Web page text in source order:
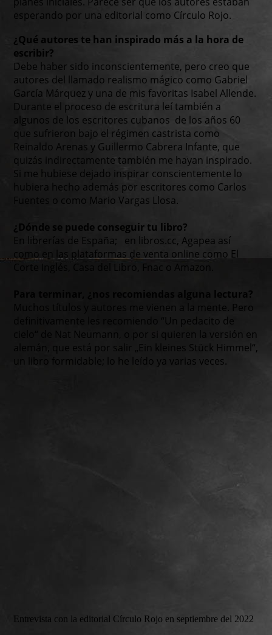
esperando por una editorial como Círculo Rojo.
¿Qué autores te han inspirado más a la hora de
escribir?
Debe haber sido inconscientemente, pero creo que
autores del llamado realismo mágico como Gabriel
García Márquez y una de mis favoritas Isabel Allende.
Durante el proceso de escritura leí también a
algunos de los escritores cubanos de los años 60
que sufrieron bajo el régimen castrista como
Reinaldo Arenas y Guillermo Cabrera Infante, que
quizás indirectamente también me hayan inspirado.
Si me hubiese dejado inspirar conscientemente lo
hubiera hecho además por escritores como Carlos
Fuentes o como Mario Vargas Llosa.
¿Dónde se puede conseguir tu libro?
En librerías de España; en libros.cc, Agapea así
como en las plataformas de venta online como El
Corte Inglés, Casa del Libro, Fnac o Amazon.
Para terminar, ¿nos recomiendas alguna lectura?
Muchos títulos y autores me vienen a la mente. Pero
definitivamente les recomiendo “Un pedacito de
cielo“ de Nat Neumann, o por si quieren la versión en
alemán, que está por salir „Ein kleines Stück Himmel“,
un libro formidable; lo he leído ya varias veces.
Entrevista con la editorial Círculo Rojo en septiembre del 2022